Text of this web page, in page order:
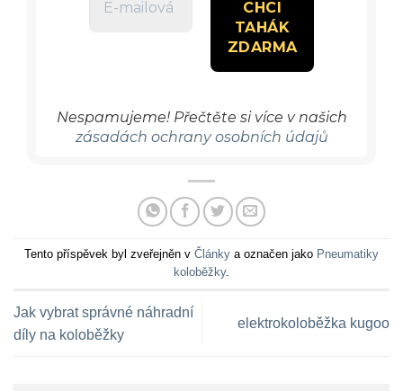
Nespamujeme! Přečtěte si více v našich
zásadách ochrany osobních údajů
Tento příspěvek byl zveřejněn v Články a označen jako Pneumatiky
koloběžky.
Jak vybrat správné náhradní
díly na koloběžky
elektrokoloběžka kugoo